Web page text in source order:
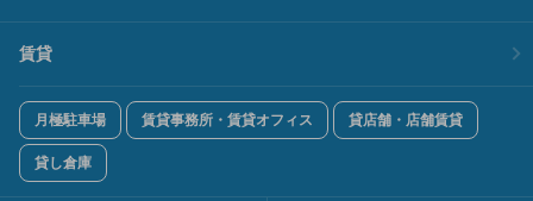
賃貸
月極駐車場 賃貸事務所・賃貸オフィス 貸店舗・店舗賃貸
貸し倉庫